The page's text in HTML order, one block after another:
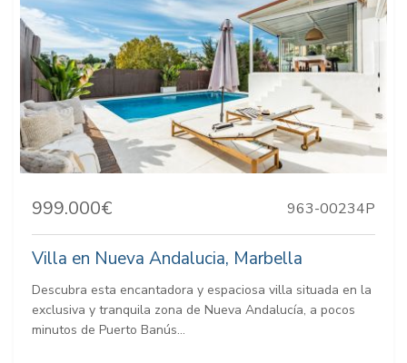
999.000€ 963-00234P
Villa en Nueva Andalucia, Marbella
Descubra esta encantadora y espaciosa villa situada en la
exclusiva y tranquila zona de Nueva Andalucía, a pocos
minutos de Puerto Banús...